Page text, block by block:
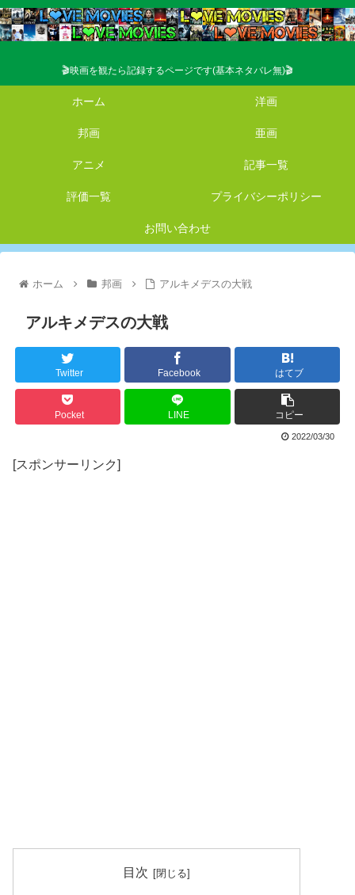
🎬映画を観たら記録するページです(基本ネタバレ無)🎬
ホーム 洋画
邦画 亜画
アニメ 記事一覧
評価一覧 プライバシーポリシー
お問い合わせ
ホーム 邦画 アルキメデスの大戦
アルキメデスの大戦
Twitter Facebook はてブ
Pocket LINE コピー
2022/03/30
[スポンサーリンク]
目次